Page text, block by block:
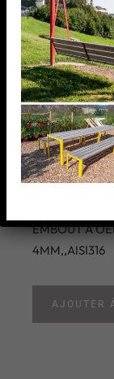
POUR
EMBOUT A
4MM,,AISI316
AJOUTER